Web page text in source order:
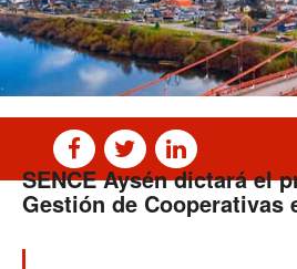
SENCE Aysén dictará el
Gestión de Cooperativas